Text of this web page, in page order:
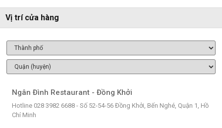
Vị trí cửa hàng
Ngân Đình Restaurant - Đồng Khởi
Hotline 028 3982 6688 - Số 52-54-56 Đồng Khởi, Bến Nghé, Quận 1, Hồ
Chí Minh